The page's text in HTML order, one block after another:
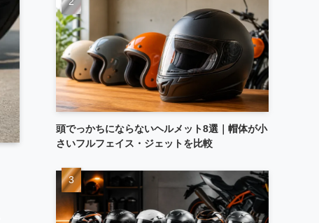
頭でっかちにならないヘルメット8選｜帽体が小
さいフルフェイス・ジェットを比較